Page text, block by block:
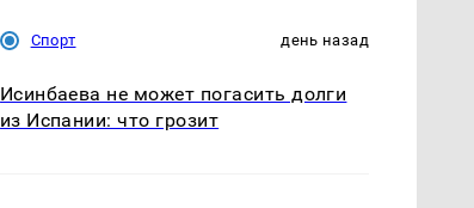
Спорт день назад
Исинбаева не может погасить долги
из Испании: что грозит